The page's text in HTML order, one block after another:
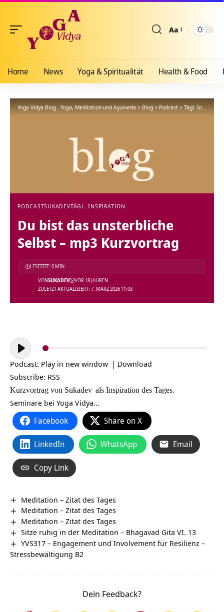
Aa
Home News Yoga & Spiritualität Health & Food
Yoga Vidya Blog - Yoga, Meditation und Ayurveda>Blog>Podcast>Tägl. Inspiration
PODCASTSUKADEVTÄGL. INSPIRATION
Du bist das unsterbliche
Selbst – mp3 Kurzvortrag
ZULETZT AKTUALISIERT: 7. MÄRZ 2026 11:03
VONSUKADEV VOR 18 JAHREN
LESEZEIT: 0 MIN
Audio-
Player
Podcast: Play in new window | Download
Subscribe: RSS
Kurzvortrag von Sukadev als Inspiration des Tages.
Seminare bei Yoga Vidya…
Facebook Share on X
LinkedIn WhatsApp Email
Copy Link
Meditation – Zitat des Tages
Meditation – Zitat des Tages
Meditation – Zitat des Tages
Sitze ruhig in der Meditation – Bhagavad Gita VI. 13
YVS317 – Engagement und Involvement für Resilienz –
Stressbewältigung B2
Dein Feedback?